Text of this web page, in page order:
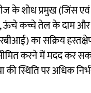
के शोध प्रमुख (जिंस
कच्चे तेल के दाम और
का सक्रिय
करने में मदद कर
स्थिति पर अधिक